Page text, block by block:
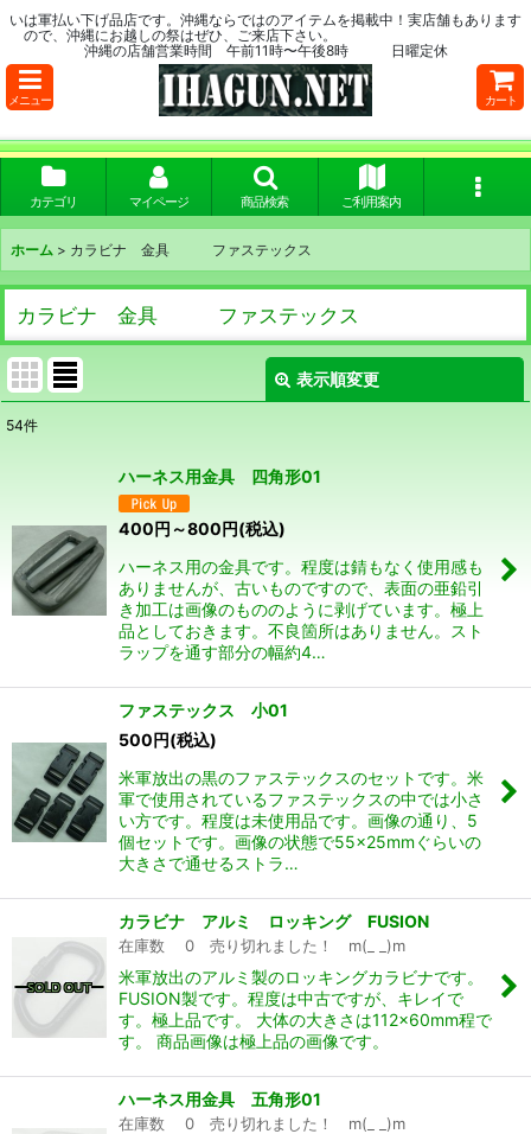
いは軍払い下げ品店です。沖縄ならではのアイテムを掲載中！実店舗もあります
ので、沖縄にお越しの祭はぜひ、ご来店下さい。
沖縄の店舗営業時間 午前11時〜午後8時 日曜定休
メニュー カート
カテゴリ マイページ 商品検索 ご利用案内
ホーム > カラビナ 金具 ファステックス
カラビナ 金具 ファステックス
表示順変更
並び順:
絞り込む
54件
ハーネス用金具 四角形01
400円 ～800円(税込)
ハーネス用の金具です。程度は錆もなく使用感も
ありませんが、古いものですので、表面の亜鉛引
き加工は画像のもののように剥げています。極上
品としておきます。不良箇所はありません。スト
ラップを通す部分の幅約4…
ファステックス 小01
500円(税込)
米軍放出の黒のファステックスのセットです。米
軍で使用されているファステックスの中では小さ
い方です。程度は未使用品です。画像の通り、5
個セットです。画像の状態で55×25mmぐらいの
大きさで通せるストラ…
カラビナ アルミ ロッキング FUSION
在庫数 0 売り切れました！ m(_ _)m
米軍放出のアルミ製のロッキングカラビナです。
FUSION製です。程度は中古ですが、キレイで
す。極上品です。 大体の大きさは112×60mm程で
す。 商品画像は極上品の画像です。
ハーネス用金具 五角形01
在庫数 0 売り切れました！ m(_ _)m